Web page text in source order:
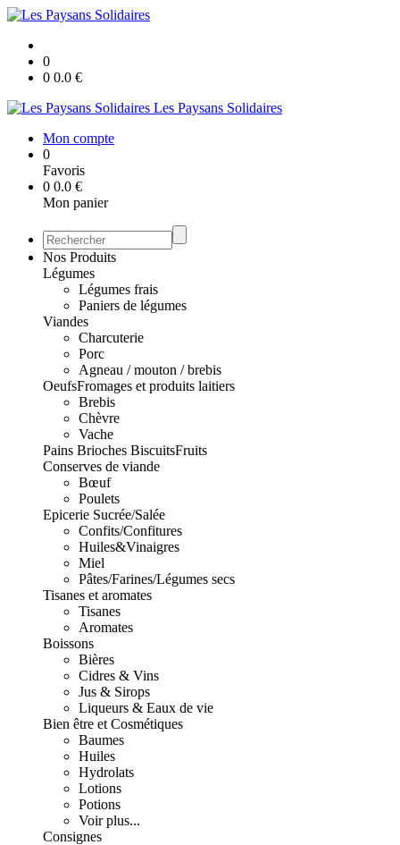
0
0 0.0 €
Les Paysans Solidaires
Mon compte
0
Favoris
0 0.0 €
Mon panier
Nos Produits
Légumes
Légumes frais
Paniers de légumes
Viandes
Charcuterie
Porc
Agneau / mouton / brebis
OeufsFromages et produits laitiers
Brebis
Chèvre
Vache
Pains Brioches BiscuitsFruits
Conserves de viande
Bœuf
Poulets
Epicerie Sucrée/Salée
Confits/Confitures
Huiles&Vinaigres
Miel
Pâtes/Farines/Légumes secs
Tisanes et aromates
Tisanes
Aromates
Boissons
Bières
Cidres & Vins
Jus & Sirops
Liqueurs & Eaux de vie
Bien être et Cosmétiques
Baumes
Huiles
Hydrolats
Lotions
Potions
Voir plus...
Consignes